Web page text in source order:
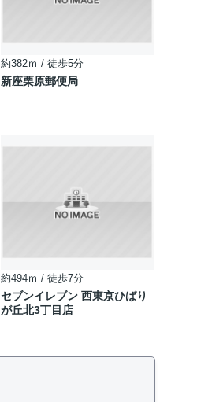
約382ｍ / 徒歩5分
新座栗原郵便局
約494ｍ / 徒歩7分
セブンイレブン 西東京ひばり
が丘北3丁目店